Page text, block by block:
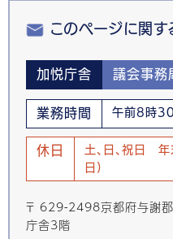
このページに関
加悦庁舎 議会事務
業務時間 午前8時
休日
土、日、祝日
日)
〒 629-2498京都府与謝
庁舎3階